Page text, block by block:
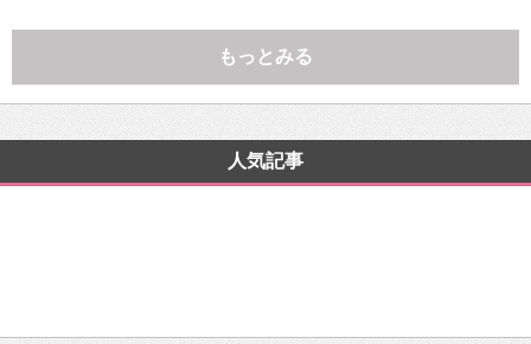
もっとみる
人気記事